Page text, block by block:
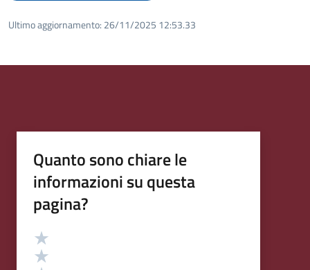
Ultimo aggiornamento: 26/11/2025 12:53.33
Quanto sono chiare le
informazioni su questa
pagina?
Valutazione